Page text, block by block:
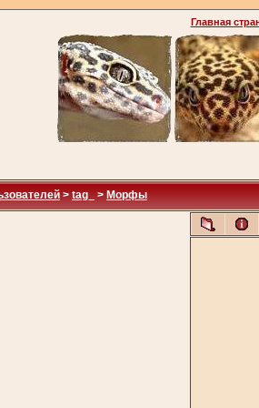
Главная
> tag_ > Морфы